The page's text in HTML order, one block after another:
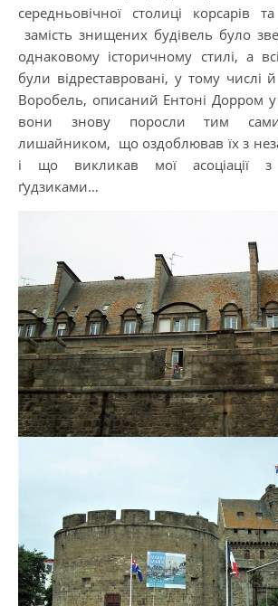
середньовічної столиці корсарів
замість знищених будівель було
однаковому історичному стилі, а всі
були відреставровані, у тому
Воробель, описаний Ентоні Дорром у
вони знову поросли тим
лишайником, що оздоблював їх з
і що викликав мої асоціації з
ґудзиками…